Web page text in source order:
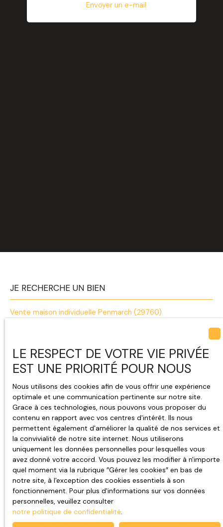
Envoyer un e-mail
JE RECHERCHE UN BIEN
Vente maison individuelle Penmarch (29760)
Vente terrain constructible Guilvinec (29730)
Vente terrain constructible Plomeur (29120)
Vente maison Pont-l'Abbé (29120)
JE SUIS PROPRIÉTAIRE
Estimez votre bien
Vendre avec nous
Nous contacter
LE RESPECT DE VOTRE VIE PRIVÉE
EST UNE PRIORITÉ POUR NOUS
Nous utilisons des cookies afin de vous offrir une expérience
optimale et une communication pertinente sur notre site.
Grace à ces technologies, nous pouvons vous proposer du
contenu en rapport avec vos centres d'intérêt. Ils nous
permettent également d'améliorer la qualité de nos services et
la convivialité de notre site internet. Nous utiliserons
uniquement les données personnelles pour lesquelles vous
avez donné votre accord. Vous pouvez les modifier à n'importe
quel moment via la rubrique ″Gérer les cookies″ en bas de
notre site, à l'exception des cookies essentiels à son
fonctionnement. Pour plus d'informations sur vos données
personnelles, veuillez consulter
notre politique de confidentialité.